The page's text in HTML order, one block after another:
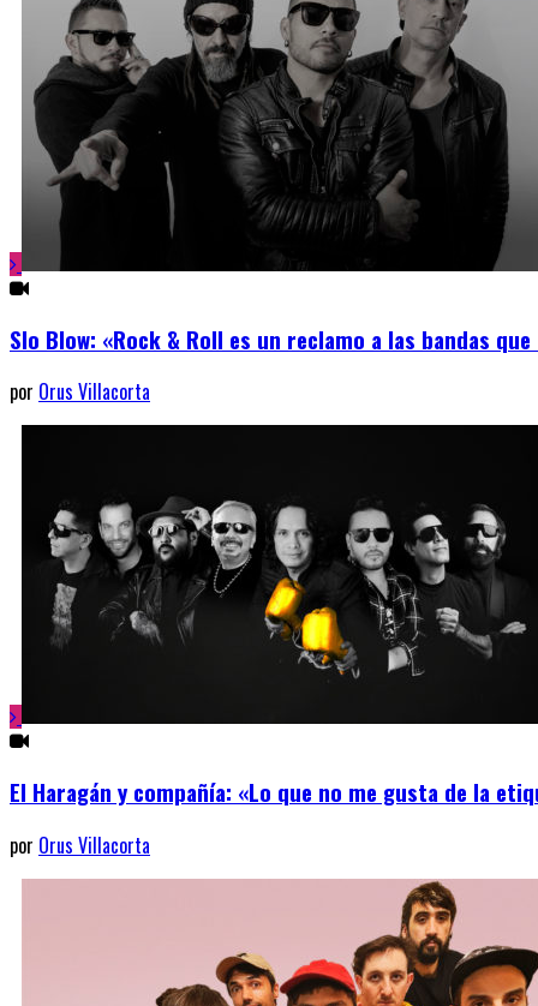
Slo Blow: «Rock & Roll es un reclamo a las bandas
por Orus Villacorta
El Haragán y compañía: «Lo que no me gusta de la
por Orus Villacorta